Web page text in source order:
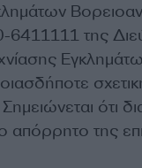
6411111 της
ότι
απόρρητο της